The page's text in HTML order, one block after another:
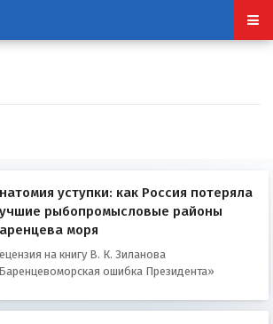
уступки: как Россия потеряла
рыбопромысловые районы
моря
на книгу В. К. Зиланова
ошибка Президента»